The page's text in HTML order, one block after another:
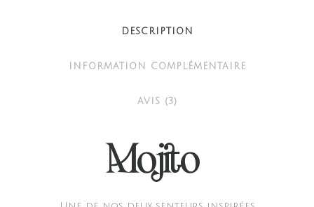
DESCRIPTION
INFORMATION COMPLÉMENTAIRE
AVIS (3)
Mojito